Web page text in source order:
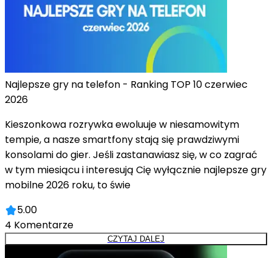
Najlepsze gry na telefon - Ranking TOP 10 czerwiec
2026
Kieszonkowa rozrywka ewoluuje w niesamowitym
tempie, a nasze smartfony stają się prawdziwymi
konsolami do gier. Jeśli zastanawiasz się, w co zagrać
w tym miesiącu i interesują Cię wyłącznie najlepsze gry
mobilne 2026 roku, to świe
5.00
4 Komentarze
CZYTAJ DALEJ